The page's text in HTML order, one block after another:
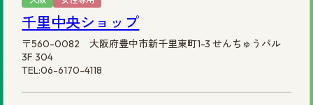
千里中央ショップ
〒560-0082 大阪府豊中市新千里東町1-3 せんちゅうパル
3F 304
TEL:06-6170-4118